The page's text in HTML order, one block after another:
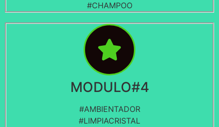
#CHAMPOO
MODULO#4
#AMBIENTADOR
#LIMPIACRISTAL